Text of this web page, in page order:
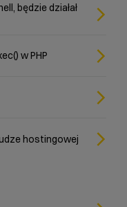
będzie działał
w PHP
hostingowej